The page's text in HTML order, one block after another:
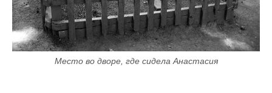
Место во дворе, где сидела Анастасия